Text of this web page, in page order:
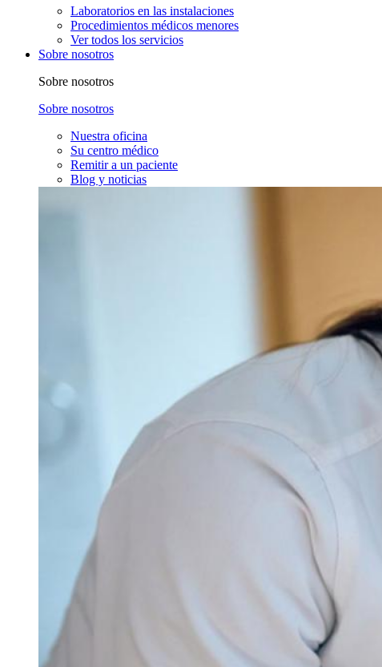
Laboratorios en las instalaciones
Procedimientos médicos menores
Ver todos los servicios
Sobre nosotros
Sobre nosotros
Sobre nosotros
Nuestra oficina
Su centro médico
Remitir a un paciente
Blog y noticias